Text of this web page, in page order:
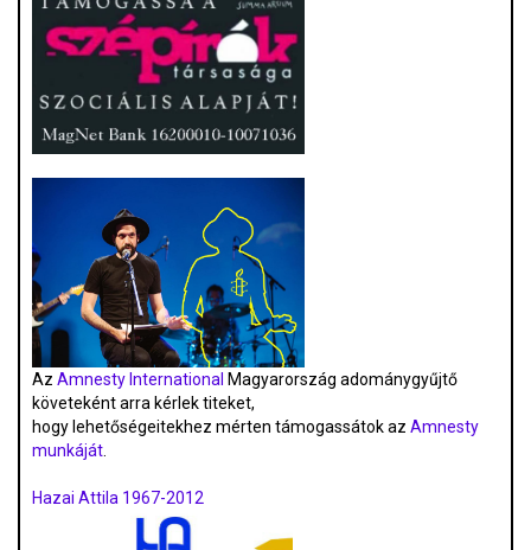
Az Amnesty International Magyarország adománygyűjtő
követeként arra kérlek titeket,
hogy lehetőségeitekhez mérten támogassátok az Amnesty
munkáját.
Hazai Attila 1967-2012